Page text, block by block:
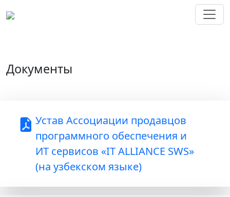
Документы
Устав Ассоциации продавцов
программного обеспечения и
ИТ сервисов «IT ALLIANCE SWS»
(на узбекском языке)